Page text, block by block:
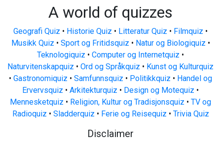
A world of quizzes
Geografi Quiz • Historie Quiz • Litteratur Quiz • Filmquiz •
Musikk Quiz • Sport og Fritidsquiz • Natur og Biologiquiz •
Teknologiquiz • Computer og Internetquiz •
Naturvitenskapquiz • Ord og Språkquiz • Kunst og Kulturquiz
• Gastronomiquiz • Samfunnsquiz • Politikkquiz • Handel og
Ervervsquiz • Arkitekturquiz • Design og Motequiz •
Mennesketquiz • Religion, Kultur og Tradisjonsquiz • TV og
Radioquiz • Sladderquiz • Ferie og Reisequiz • Trivia Quiz
Disclaimer